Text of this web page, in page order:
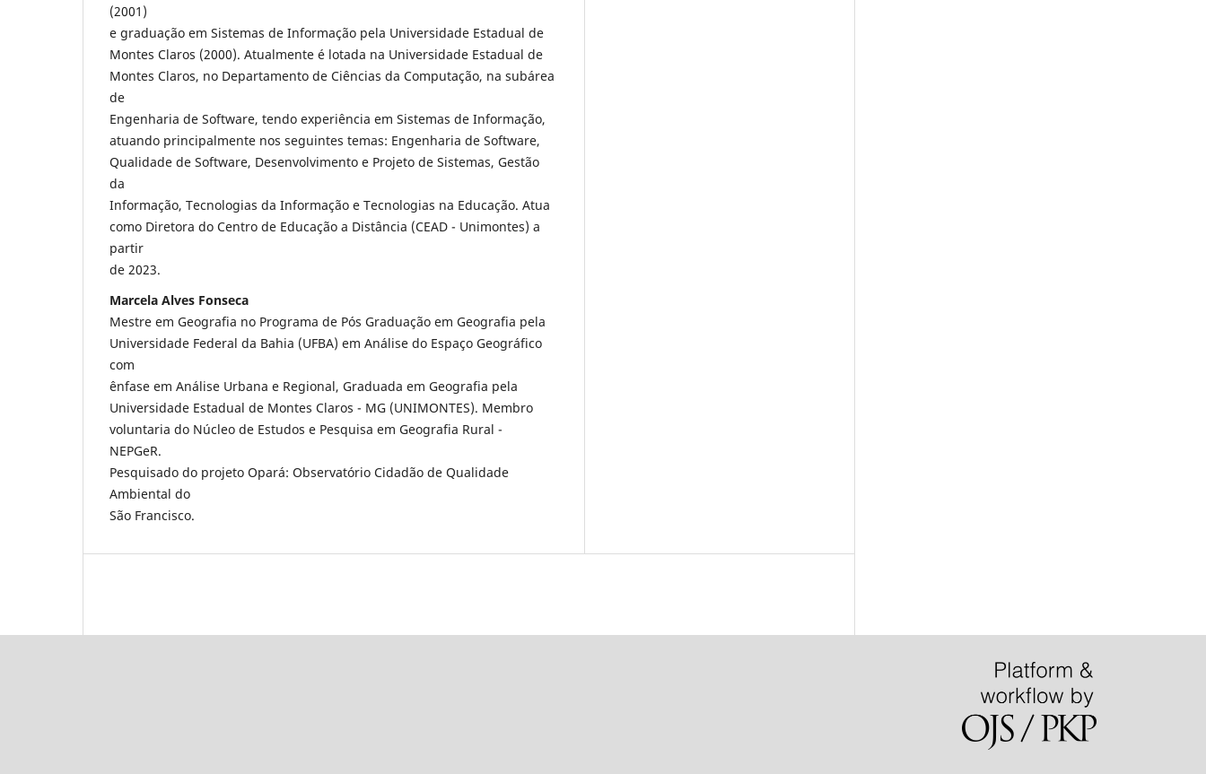
(2001)
e graduação em Sistemas de Informação pela Universidade Estadual de
Montes Claros (2000). Atualmente é lotada na Universidade Estadual de
Montes Claros, no Departamento de Ciências da Computação, na subárea
de
Engenharia de Software, tendo experiência em Sistemas de Informação,
atuando principalmente nos seguintes temas: Engenharia de Software,
Qualidade de Software, Desenvolvimento e Projeto de Sistemas, Gestão
da
Informação, Tecnologias da Informação e Tecnologias na Educação. Atua
como Diretora do Centro de Educação a Distância (CEAD - Unimontes) a
partir
de 2023.
Marcela Alves Fonseca
Mestre em Geografia no Programa de Pós Graduação em Geografia pela
Universidade Federal da Bahia (UFBA) em Análise do Espaço Geográfico
com
ênfase em Análise Urbana e Regional, Graduada em Geografia pela
Universidade Estadual de Montes Claros - MG (UNIMONTES). Membro
voluntaria do Núcleo de Estudos e Pesquisa em Geografia Rural -
NEPGeR.
Pesquisado do projeto Opará: Observatório Cidadão de Qualidade
Ambiental do
São Francisco.